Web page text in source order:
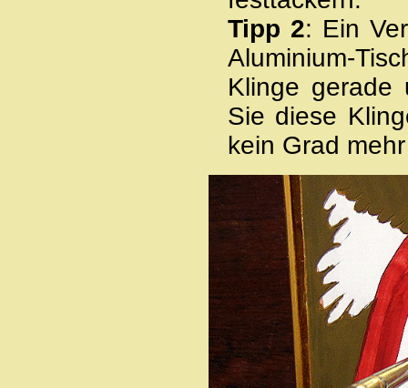
Tipp 2: Ein
Aluminium-
Klinge gerade
Sie diese
kein Grad